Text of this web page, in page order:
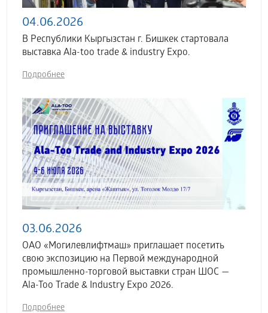
04.06.2026
В Республики Кыргызстан г. Бишкек стартовала
выставка Аla-too trade & industry Expo.
Подробнее
03.06.2026
ОАО «Могилевлифтмаш» приглашает посетить
свою экспозицию на Первой международной
промышленно-торговой выставки стран ШОС —
Ala-Too Trade & Industry Expo 2026.
Подробнее